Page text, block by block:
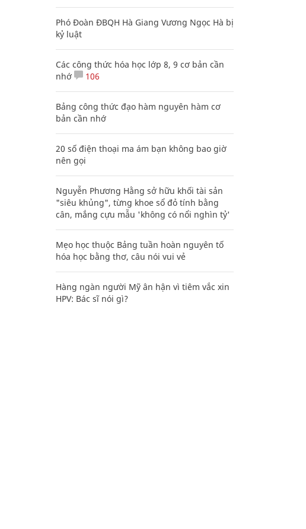
Phó Đoàn ĐBQH Hà Giang Vương Ngọc Hà bị
kỷ luật
Các công thức hóa học lớp 8, 9 cơ bản cần
nhớ
106
Bảng công thức đạo hàm nguyên hàm cơ
bản cần nhớ
20 số điện thoại ma ám bạn không bao giờ
nên gọi
Nguyễn Phương Hằng sở hữu khối tài sản
"siêu khủng", từng khoe sổ đỏ tính bằng
cân, mắng cựu mẫu 'không có nổi nghìn tỷ'
Mẹo học thuộc Bảng tuần hoàn nguyên tố
hóa học bằng thơ, câu nói vui vẻ
Hàng ngàn người Mỹ ân hận vì tiêm vắc xin
HPV: Bác sĩ nói gì?